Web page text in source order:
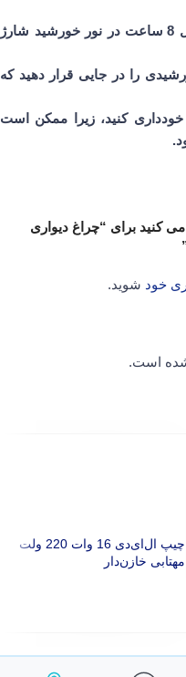
قبل از اولین استفاده، چراغ را حداقل 8 ساعت در نور خورشید شارژ
را در جایی قرار دهید که
کنید، زیرا ممکن است
است.
کنید برای “چراغ دیواری
خود شوید.
چیپ ال‌ای‌دی 16 وات 220 ولت
مهتابی خازن‌دار